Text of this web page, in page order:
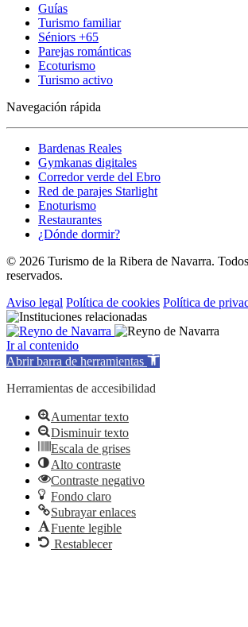
Guías
Turismo familiar
Séniors +65
Parejas románticas
Ecoturismo
Turismo activo
Navegación rápida
Bardenas Reales
Gymkanas digitales
Corredor verde del Ebro
Red de parajes Starlight
Enoturismo
Restaurantes
¿Dónde dormir?
© 2026 Turismo de la Ribera de Navarra.
reservados.
Aviso legal Política de cookies Política de
Ir al contenido
Abrir barra de herramientas
Herramientas de accesibilidad
Aumentar texto
Disminuir texto
Escala de grises
Alto contraste
Contraste negativo
Fondo claro
Subrayar enlaces
Fuente legible
Restablecer